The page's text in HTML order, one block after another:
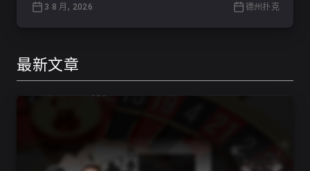
3 8 月, 2026 德州扑克
最新文章